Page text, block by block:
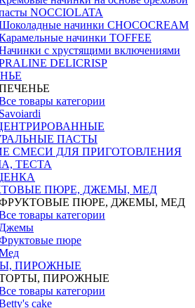
NOCCIOLATA
начинки CHOCOCREAM
начинки TOFFEE
с хрустящими включениями
DELICRISP
товары категории
Savoiardi
ПАСТЫ
СМЕСИ ДЛЯ ПРИГОТОВЛЕНИЯ
ТЕСТА
ПЮРЕ, ДЖЕМЫ, МЕД
ПЮРЕ, ДЖЕМЫ, МЕД
товары категории
Джемы
пюре
ПИРОЖНЫЕ
ПИРОЖНЫЕ
товары категории
cake